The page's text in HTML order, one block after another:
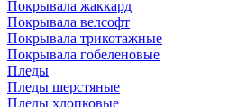
Покрывала жаккард
Покрывала велсофт
Покрывала трикотажные
Покрывала гобеленовые
Пледы
Пледы шерстяные
Пледы хлопковые